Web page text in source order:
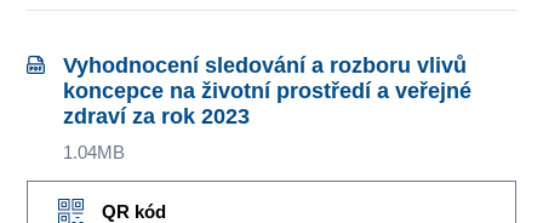
Vyhodnocení sledování a rozboru vlivů
koncepce na životní prostředí a veřejné
zdraví za rok 2023
1.04MB
QR kód